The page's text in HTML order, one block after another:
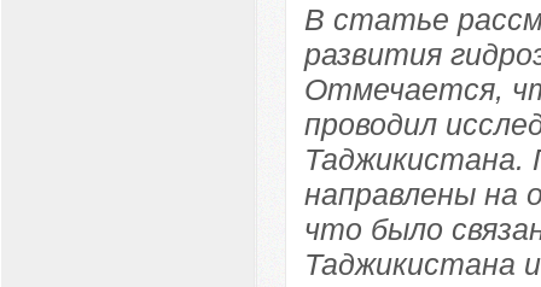
В статье
развития
Отмечается,
проводил
Таджикистана.
направлены на
что было
Таджикистана